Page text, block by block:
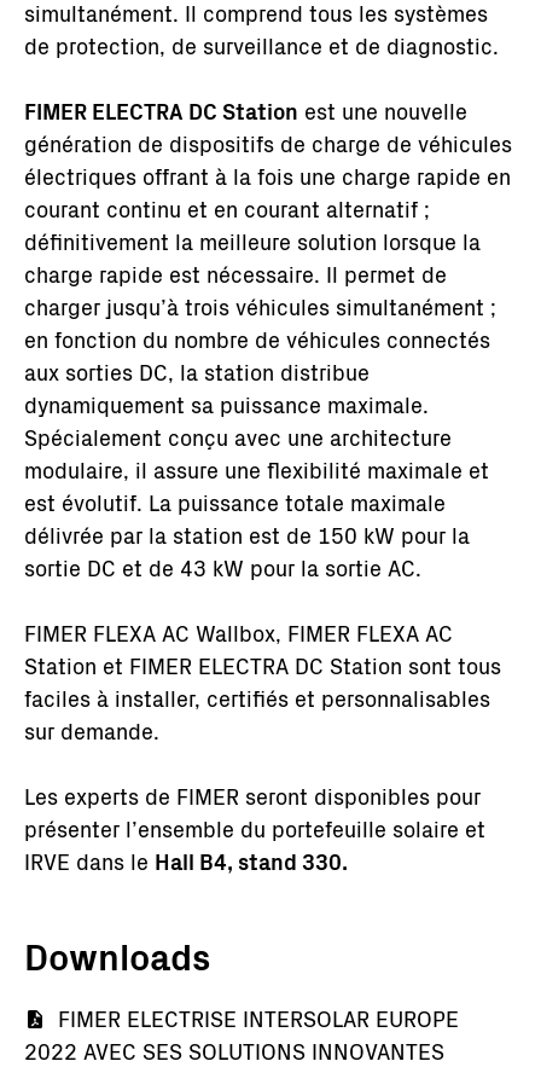
simultanément. Il comprend tous les systèmes
de protection, de surveillance et de diagnostic.
FIMER ELECTRA DC Station est une nouvelle
génération de dispositifs de charge de véhicules
électriques offrant à la fois une charge rapide en
courant continu et en courant alternatif ;
définitivement la meilleure solution lorsque la
charge rapide est nécessaire. Il permet de
charger jusqu’à trois véhicules simultanément ;
en fonction du nombre de véhicules connectés
aux sorties DC, la station distribue
dynamiquement sa puissance maximale.
Spécialement conçu avec une architecture
modulaire, il assure une flexibilité maximale et
est évolutif. La puissance totale maximale
délivrée par la station est de 150 kW pour la
sortie DC et de 43 kW pour la sortie AC.
FIMER FLEXA AC Wallbox, FIMER FLEXA AC
Station et FIMER ELECTRA DC Station sont tous
faciles à installer, certifiés et personnalisables
sur demande.
Les experts de FIMER seront disponibles pour
présenter l’ensemble du portefeuille solaire et
IRVE dans le Hall B4, stand 330.
Downloads
Document
FIMER ELECTRISE INTERSOLAR EUROPE
2022 AVEC SES SOLUTIONS INNOVANTES